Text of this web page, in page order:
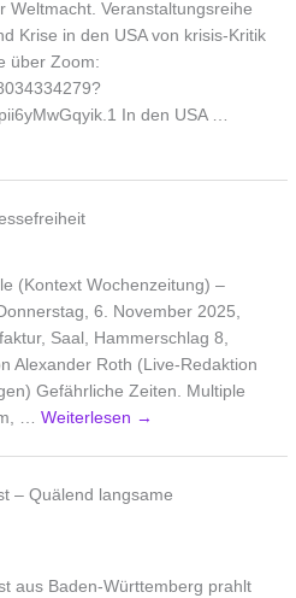
Weltmacht. Veranstaltungsreihe
Krise in den USA von krisis-Kritik
über Zoom:
In den USA …
(Kontext Wochenzeitung) –
6. November 2025,
Saal, Hammerschlag 8,
Alexander Roth (Live-Redaktion
Gefährliche Zeiten. Multiple
…Weiterlesen →
– Quälend langsame
aus Baden-Württemberg prahlt